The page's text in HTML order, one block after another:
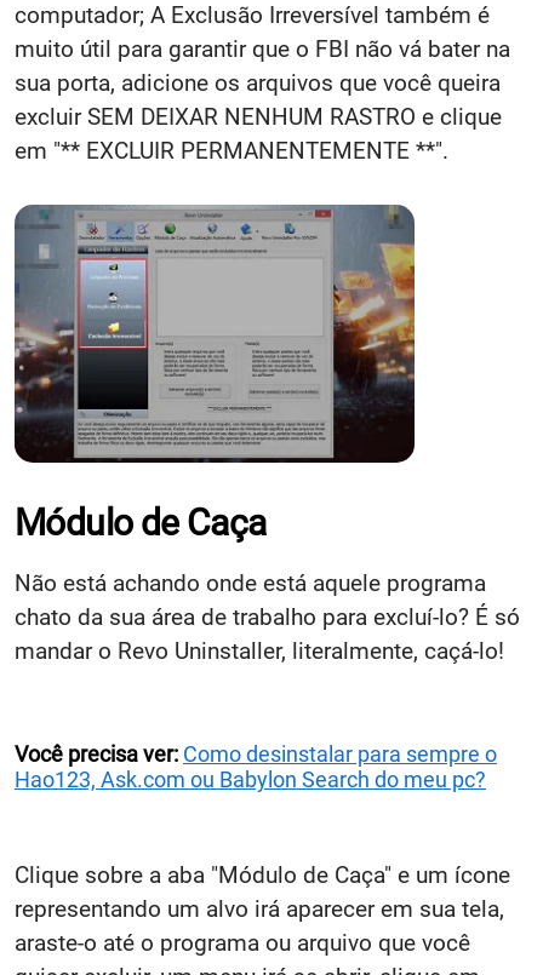
computador; A Exclusão Irreversível também é
muito útil para garantir que o FBI não vá bater na
sua porta, adicione os arquivos que você queira
excluir SEM DEIXAR NENHUM RASTRO e clique
em "** EXCLUIR PERMANENTEMENTE **".
Módulo de Caça
Não está achando onde está aquele programa
chato da sua área de trabalho para excluí-lo? É só
mandar o Revo Uninstaller, literalmente, caçá-lo!
Você precisa ver: Como desinstalar para sempre o
Hao123, Ask.com ou Babylon Search do meu pc?
Clique sobre a aba "Módulo de Caça" e um ícone
representando um alvo irá aparecer em sua tela,
araste-o até o programa ou arquivo que você